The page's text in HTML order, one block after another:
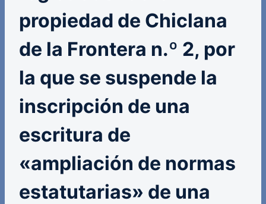
propiedad de Chiclana
de la Frontera n.º 2, por
la que se suspende la
inscripción de una
escritura de
«ampliación de normas
estatutarias» de una